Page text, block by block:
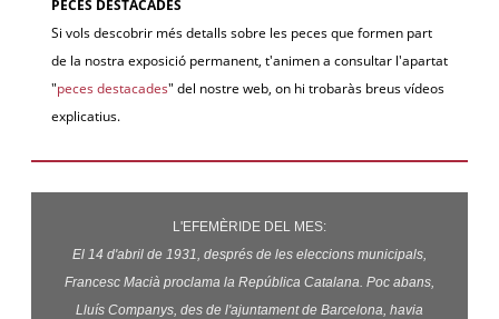
PECES DESTACADES
Si vols descobrir més detalls sobre les peces que formen part
de la nostra exposició permanent, t'animen a consultar l'apartat
"peces destacades" del nostre web, on hi trobaràs breus vídeos
explicatius.
L'EFEMÈRIDE DEL MES:
El 14 d'abril de 1931, després de les eleccions municipals,
Francesc Macià proclama la República Catalana. Poc abans,
Lluís Companys, des de l'ajuntament de Barcelona, havia